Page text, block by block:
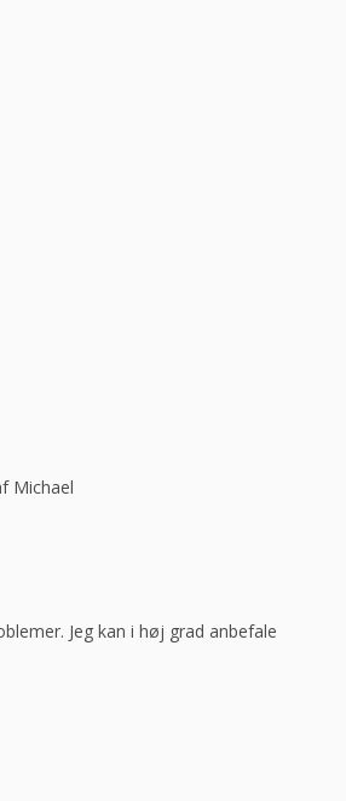
Michael
Jeg kan i høj grad anbefale